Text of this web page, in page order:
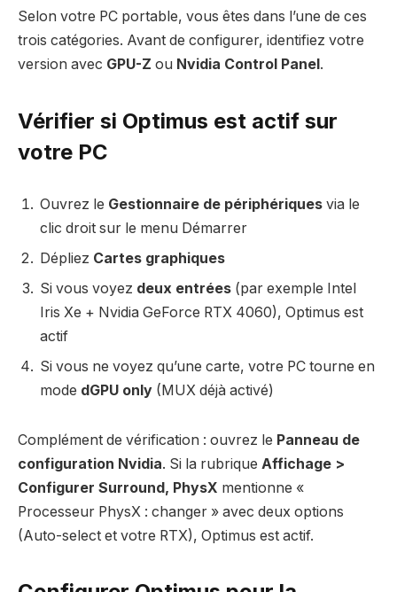
Selon votre PC portable, vous êtes dans l’une de ces
trois catégories. Avant de configurer, identifiez votre
version avec GPU-Z ou Nvidia Control Panel .
Vérifier si Optimus est actif sur
votre PC
Ouvrez le Gestionnaire de périphériques via le
clic droit sur le menu Démarrer
Dépliez Cartes graphiques
Si vous voyez deux entrées (par exemple Intel
Iris Xe + Nvidia GeForce RTX 4060), Optimus est
actif
Si vous ne voyez qu’une carte, votre PC tourne en
mode dGPU only (MUX déjà activé)
Complément de vérification : ouvrez le Panneau de
configuration Nvidia. Si la rubrique Affichage >
Configurer Surround, PhysX mentionne «
Processeur PhysX : changer » avec deux options
(Auto-select et votre RTX), Optimus est actif.